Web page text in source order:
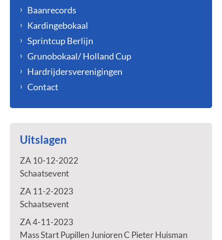
Baanrecords
Kardingebokaal
Sprintcup Berlijn
Grunobokaal/ Holland Cup
Hardrijdersverenigingen
Contact
Uitslagen
ZA 10-12-2022
Schaatsevent
ZA 11-2-2023
Schaatsevent
ZA 4-11-2023
Mass Start Pupillen Junioren C Pieter Huisman